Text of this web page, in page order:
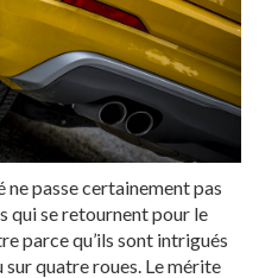
ne passe certainement pas
qui se retournent pour le
parce qu’ils sont intrigués
quatre roues. Le mérite